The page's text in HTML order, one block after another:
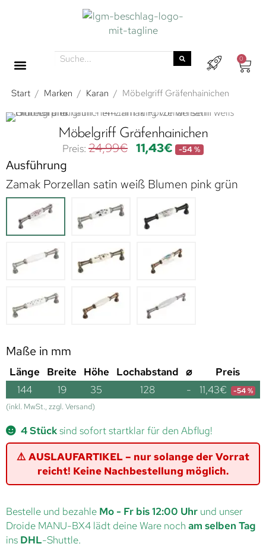
0
Start / Marken / Karan / Möbelgriff Gräfenhainichen
Möbelgriff Gräfenhainichen
24,99€ 11,43€ -54 %
Ausführung
Zamak Porzellan satin weiß Blumen pink grün
Maße in mm
Länge Breite Höhe Lochabstand ⌀
Preis
144
19 35 128 - 11,43€ -54 %
(inkl. MwSt., zzgl. Versand)
4 Stücksind sofort startklar für den Abflug!
⚠️ AUSLAUFARTIKEL – nur solange der Vorrat
reicht! Keine Nachbestellung möglich.
Bestelle und bezahle Mo - Fr bis 12:00 Uhr und unser
Droide MANU-BX4 lädt deine Ware noch am selben Tag
ins DHL-Shuttle.